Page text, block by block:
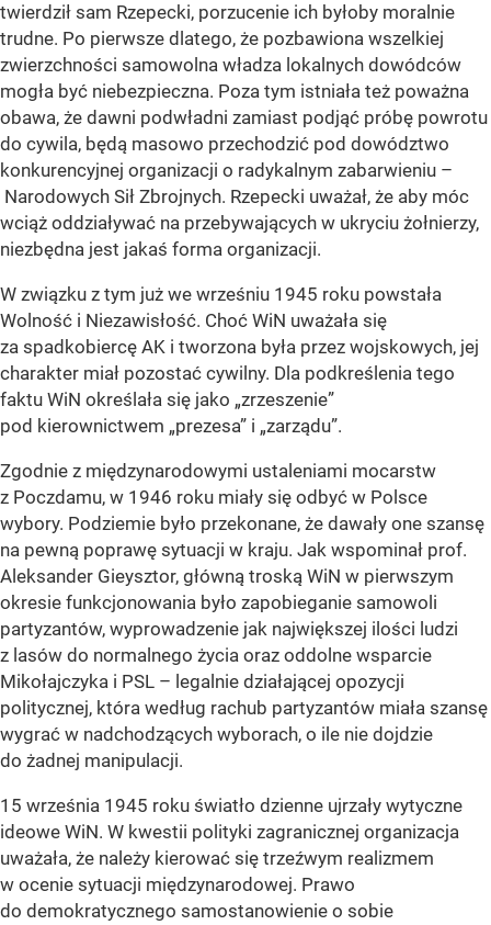
twierdził sam Rzepecki, porzucenie ich byłoby moralnie
trudne. Po pierwsze dlatego, że pozbawiona wszelkiej
zwierzchności samowolna władza lokalnych dowódców
mogła być niebezpieczna. Poza tym istniała też poważna
obawa, że dawni podwładni zamiast podjąć próbę powrotu
do cywila, będą masowo przechodzić pod dowództwo
konkurencyjnej organizacji o radykalnym zabarwieniu –
Narodowych Sił Zbrojnych. Rzepecki uważał, że aby móc
wciąż oddziaływać na przebywających w ukryciu żołnierzy,
niezbędna jest jakaś forma organizacji.
W związku z tym już we wrześniu 1945 roku powstała
Wolność i Niezawisłość. Choć WiN uważała się
za spadkobiercę AK i tworzona była przez wojskowych, jej
charakter miał pozostać cywilny. Dla podkreślenia tego
faktu WiN określała się jako „zrzeszenie”
pod kierownictwem „prezesa” i „zarządu”.
Zgodnie z międzynarodowymi ustaleniami mocarstw
z Poczdamu, w 1946 roku miały się odbyć w Polsce
wybory. Podziemie było przekonane, że dawały one szansę
na pewną poprawę sytuacji w kraju. Jak wspominał prof.
Aleksander Gieysztor, główną troską WiN w pierwszym
okresie funkcjonowania było zapobieganie samowoli
partyzantów, wyprowadzenie jak największej ilości ludzi
z lasów do normalnego życia oraz oddolne wsparcie
Mikołajczyka i PSL – legalnie działającej opozycji
politycznej, która według rachub partyzantów miała szansę
wygrać w nadchodzących wyborach, o ile nie dojdzie
do żadnej manipulacji.
15 września 1945 roku światło dzienne ujrzały wytyczne
ideowe WiN. W kwestii polityki zagranicznej organizacja
uważała, że należy kierować się trzeźwym realizmem
w ocenie sytuacji międzynarodowej. Prawo
do demokratycznego samostanowienie o sobie